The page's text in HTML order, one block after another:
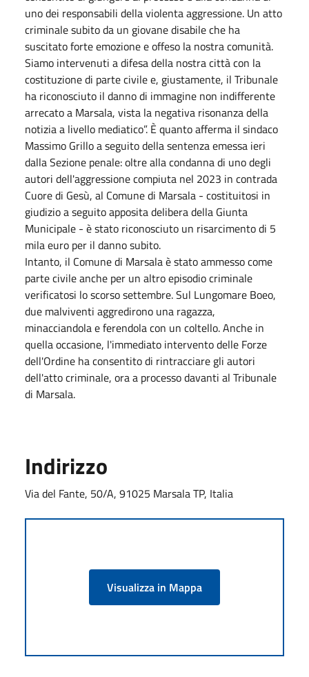
uno dei responsabili della violenta aggressione. Un atto
criminale subito da un giovane disabile che ha
suscitato forte emozione e offeso la nostra comunità.
Siamo intervenuti a difesa della nostra città con la
costituzione di parte civile e, giustamente, il Tribunale
ha riconosciuto il danno di immagine non indifferente
arrecato a Marsala, vista la negativa risonanza della
notizia a livello mediatico”. È quanto afferma il sindaco
Massimo Grillo a seguito della sentenza emessa ieri
dalla Sezione penale: oltre alla condanna di uno degli
autori dell'aggressione compiuta nel 2023 in contrada
Cuore di Gesù, al Comune di Marsala - costituitosi in
giudizio a seguito apposita delibera della Giunta
Municipale - è stato riconosciuto un risarcimento di 5
mila euro per il danno subito.
Intanto, il Comune di Marsala è stato ammesso come
parte civile anche per un altro episodio criminale
verificatosi lo scorso settembre. Sul Lungomare Boeo,
due malviventi aggredirono una ragazza,
minacciandola e ferendola con un coltello. Anche in
quella occasione, l'immediato intervento delle Forze
dell'Ordine ha consentito di rintracciare gli autori
dell'atto criminale, ora a processo davanti al Tribunale
di Marsala.
Indirizzo
Via del Fante, 50/A, 91025 Marsala TP, Italia
Visualizza in Mappa